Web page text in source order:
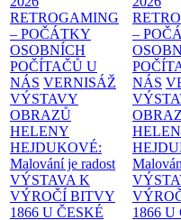
RETROGAMING
– POČÁTKY
OSOBNÍCH
POČÍTAČŮ U
NÁS VERNISÁŽ
VÝSTAVY
OBRAZŮ
HELENY
HEJDUKOVÉ:
Malování je radost
VÝSTAVA K
VÝROČÍ BITVY
1866 U ČESKÉ
–
NÁS
1866 U